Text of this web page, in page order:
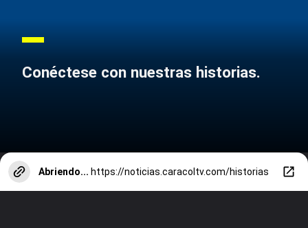
Conéctese con nuestras historias.
Abriendo... https://noticias.caracoltv.com/historias